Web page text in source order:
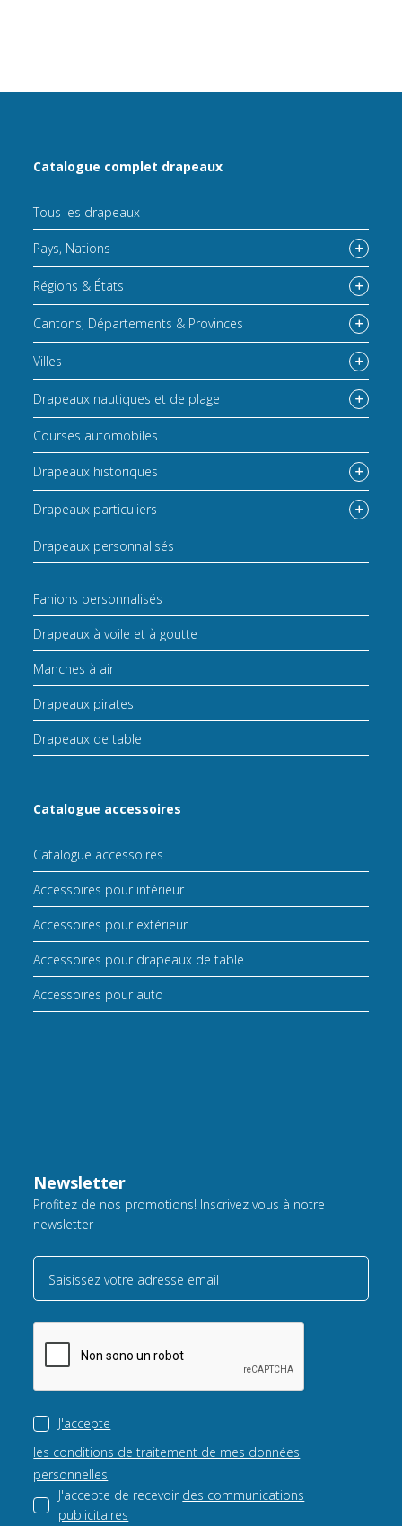
Catalogue complet drapeaux
Tous les drapeaux
Pays, Nations
Régions & États
Cantons, Départements & Provinces
Villes
Drapeaux nautiques et de plage
Courses automobiles
Drapeaux historiques
Drapeaux particuliers
Drapeaux personnalisés
Fanions personnalisés
Drapeaux à voile et à goutte
Manches à air
Drapeaux pirates
Drapeaux de table
Catalogue accessoires
Catalogue accessoires
Accessoires pour intérieur
Accessoires pour extérieur
Accessoires pour drapeaux de table
Accessoires pour auto
Newsletter
Profitez de nos promotions! Inscrivez vous à notre
newsletter
Saisissez votre adresse email
J'accepte
les conditions de traitement de mes données
personnelles
J'accepte de recevoir des communications
publicitaires